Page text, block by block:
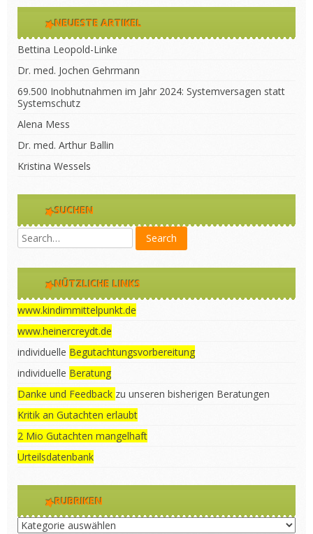
NEUESTE ARTIKEL
Bettina Leopold-Linke
Dr. med. Jochen Gehrmann
69.500 Inobhutnahmen im Jahr 2024: Systemversagen statt
Systemschutz
Alena Mess
Dr. med. Arthur Ballin
Kristina Wessels
SUCHEN
NÜTZLICHE LINKS
www.kindimmittelpunkt.de
www.heinercreydt.de
individuelle Begutachtungsvorbereitung
individuelle Beratung
Danke und Feedback zu unseren bisherigen Beratungen
Kritik an Gutachten erlaubt
2 Mio Gutachten mangelhaft
Urteilsdatenbank
RUBRIKEN
Rubriken